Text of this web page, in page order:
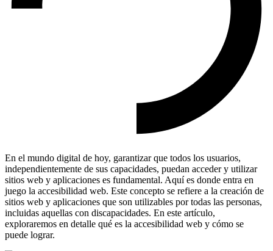
En el mundo digital de hoy, garantizar que todos los usuarios,
independientemente de sus capacidades, puedan acceder y utilizar
sitios web y aplicaciones es fundamental. Aquí es donde entra en
juego la accesibilidad web. Este concepto se refiere a la creación de
sitios web y aplicaciones que son utilizables por todas las personas,
incluidas aquellas con discapacidades. En este artículo,
exploraremos en detalle qué es la accesibilidad web y cómo se
puede lograr.